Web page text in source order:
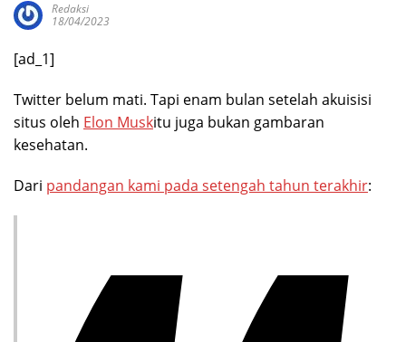
Redaksi
18/04/2023
[ad_1]
Twitter belum mati. Tapi enam bulan setelah akuisisi
situs oleh Elon Muskitu juga bukan gambaran
kesehatan.
Dari pandangan kami pada setengah tahun terakhir: